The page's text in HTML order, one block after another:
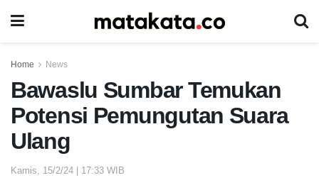
Home News
Bawaslu Sumbar Temukan
Potensi Pemungutan Suara
Ulang
Kamis, 15/2/24 | 17:33 WIB